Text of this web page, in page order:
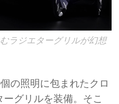
ラジエターグリルが幻想
の照明に包まれたクロ
グリルを装備。そこ